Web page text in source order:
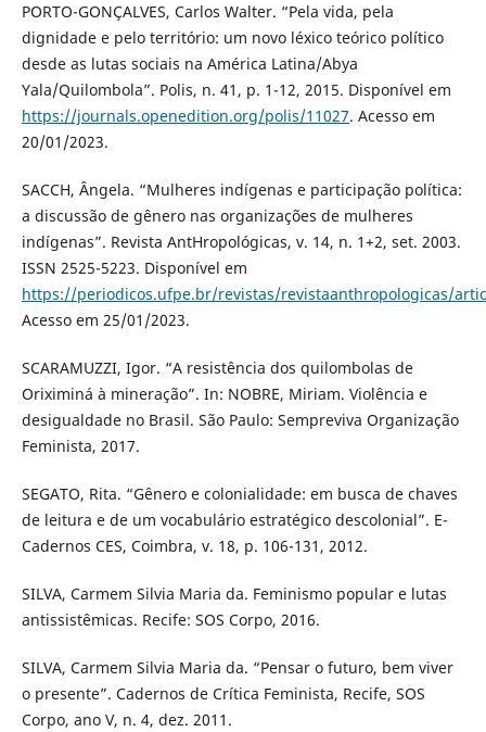
PORTO-GONÇALVES, Carlos Walter. “Pela vida, pela
dignidade e pelo território: um novo léxico teórico político
desde as lutas sociais na América Latina/Abya
Yala/Quilombola”. Polis, n. 41, p. 1-12, 2015. Disponível em
https://journals.openedition.org/polis/11027. Acesso em
20/01/2023.
SACCH, Ângela. “Mulheres indígenas e participação política:
a discussão de gênero nas organizações de mulheres
indígenas”. Revista AntHropológicas, v. 14, n. 1+2, set. 2003.
ISSN 2525-5223. Disponível em
https://periodicos.ufpe.br/revistas/revistaanthropologicas/
Acesso em 25/01/2023.
SCARAMUZZI, Igor. “A resistência dos quilombolas de
Oriximiná à mineração”. In: NOBRE, Miriam. Violência e
desigualdade no Brasil. São Paulo: Sempreviva Organização
Feminista, 2017.
SEGATO, Rita. “Gênero e colonialidade: em busca de chaves
de leitura e de um vocabulário estratégico descolonial”. E-
Cadernos CES, Coimbra, v. 18, p. 106-131, 2012.
SILVA, Carmem Silvia Maria da. Feminismo popular e lutas
antissistêmicas. Recife: SOS Corpo, 2016.
SILVA, Carmem Silvia Maria da. “Pensar o futuro, bem viver
o presente”. Cadernos de Crítica Feminista, Recife, SOS
Corpo, ano V, n. 4, dez. 2011.